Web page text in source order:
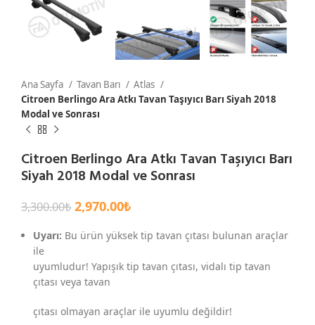
Ana Sayfa Tavan Barı
Atlas
Citroen Berlingo Ara Atkı Tavan Taşıyıcı Barı Siyah 2018
Modal ve Sonrası
Citroen Berlingo Ara Atkı Tavan Taşıyıcı Barı
Siyah 2018 Modal ve Sonrası
3,300.00₺ 2,970.00₺
Uyarı: Bu ürün yüksek tip tavan çıtası bulunan araçlar
ile
uyumludur! Yapışık tip tavan çıtası, vidalı tip tavan
çıtası veya tavan
çıtası olmayan araçlar ile uyumlu değildir!